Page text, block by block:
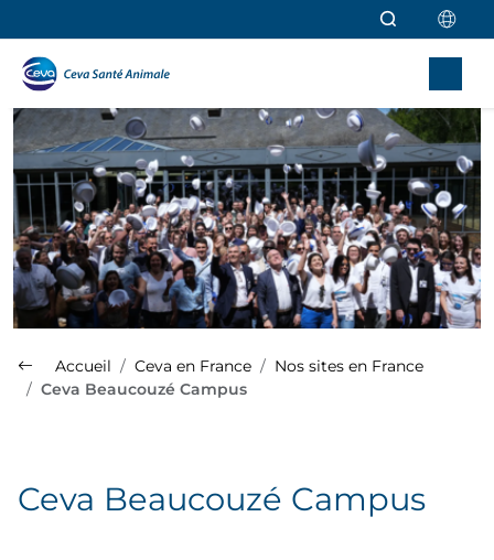
Accueil Ceva en France
Nos sites en France
Ceva Beaucouzé Campus
Ceva Beaucouzé Campus